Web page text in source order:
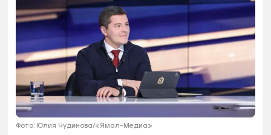
Фото: Юлия Чудинова/«Ямал-Медиа»